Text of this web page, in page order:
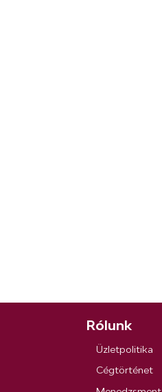
Rólunk
Üzletpolitika
Cégtörténet